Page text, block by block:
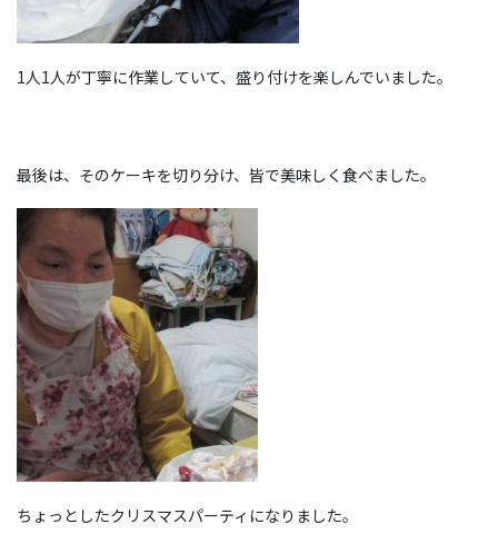
1人1人が丁寧に作業していて、盛り付けを楽しんでいました。
最後は、そのケーキを切り分け、皆で美味しく食べました。
ちょっとしたクリスマスパーティになりました。